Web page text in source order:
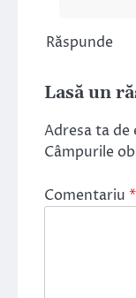
Răspunde
Lasă un
Adresa ta de
Câmpurile
Comentariu *